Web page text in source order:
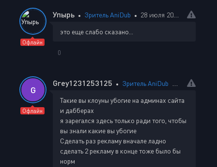
Офлайн
Упырь Зритель AniDub 28 июля 2026 19:58
это еще слабо сказано...
0
G
Офлайн
Grey1231253125 Зритель AniDub 1 августа
Такие вы клоуны убогие на админах сайта
и дабберах
я зарегался здесь только ради того, чтобы
вы знали какие вы убогие
Сделать раз рекламу вначале ладно
сделать 2 рекламу в конце тоже было бы
норм